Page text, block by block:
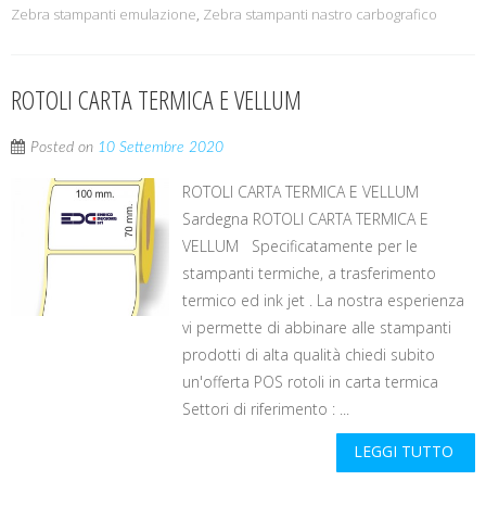
Zebra stampanti emulazione, Zebra stampanti nastro carbografico
ROTOLI CARTA TERMICA E VELLUM
Posted on 10 Settembre 2020
ROTOLI CARTA TERMICA E VELLUM
Sardegna ROTOLI CARTA TERMICA E
VELLUM Specificatamente per le
stampanti termiche, a trasferimento
termico ed ink jet . La nostra esperienza
vi permette di abbinare alle stampanti
prodotti di alta qualità chiedi subito
un'offerta POS rotoli in carta termica
Settori di riferimento : ...
LEGGI TUTTO